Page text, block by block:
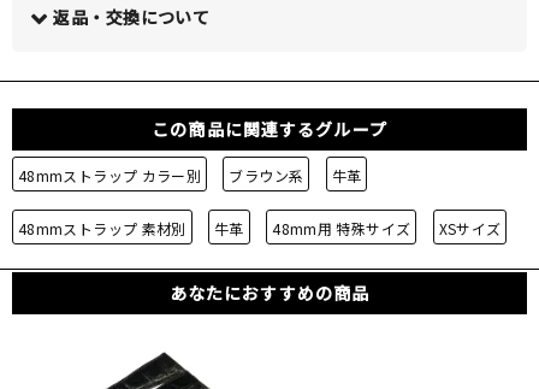
返品・交換について
この商品に関連するグループ
48mmストラップ カラー別 ブラウン系 牛革
48mmストラップ 素材別 牛革 48mm用 特殊サイズ XSサイズ
あなたにおすすめの商品